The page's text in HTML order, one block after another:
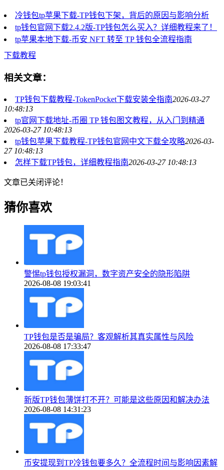
冷钱包tp苹果下载-TP钱包下架，背后的原因与影响分析
tp钱包官网下载2.4.2版-TP钱包怎么买入？详细教程来了！
tp苹果本地下载-币安 NFT 转至 TP 钱包全流程指南
下载教程
相关文章：
TP钱包下载教程-TokenPocket下载安装全指南2026-03-27
10:48:13
tp官网下载地址-币圈 TP 钱包图文教程，从入门到精通
2026-03-27 10:48:13
tp钱包苹果下载教程-TP钱包官网中文下载全攻略2026-03-
27 10:48:13
怎样下载TP钱包，详细教程指南2026-03-27 10:48:13
文章已关闭评论！
猜你喜欢
警惕tp钱包授权漏洞，数字资产安全的隐形陷阱
2026-08-08 19:03:41
TP钱包是否是骗局？客观解析其真实属性与风险
2026-08-08 17:33:47
新版TP钱包薄饼打不开？可能是这些原因和解决办法
2026-08-08 14:31:23
币安提现到TP冷钱包要多久？全流程时间与影响因素解